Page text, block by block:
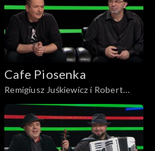
Cafe Piosenka
Remigiusz Juśkiewicz i Robert
Madziarz